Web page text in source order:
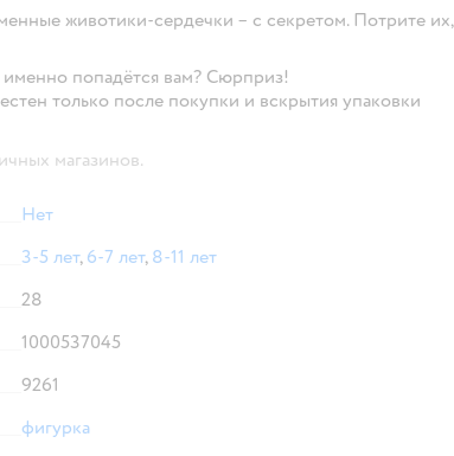
животики-сердечки – с секретом. Потрите их,
попадётся вам? Сюрприз!
только после покупки и вскрытия упаковки
магазинов.
Нет
3-5 лет, 6-7 лет, 8-11 лет
28
1000537045
9261
фигурка